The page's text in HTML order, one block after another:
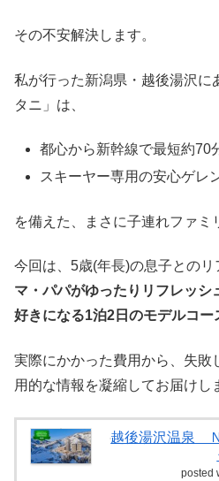
その不安解決します。
私が行った新潟県・越後湯沢に
タニ」は、
都心から新幹線で最短約70
スキーヤー専用の安心ゲレ
を備えた、まさに子連れファミ
今回は、5歳(年長)の息子とのリ
マ・パパがゆったりリフレッシ
好きになる1泊2日のモデルコー
実際にかかった費用から、失敗
用的な情報を凝縮してお届けし
越後湯沢温泉
posted